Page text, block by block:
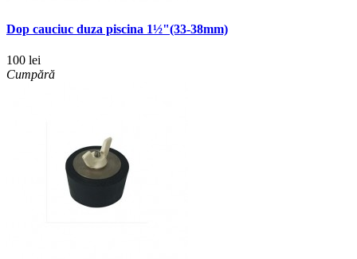
Dop cauciuc duza piscina 1½"(33-38mm)
100 lei
Cumpără